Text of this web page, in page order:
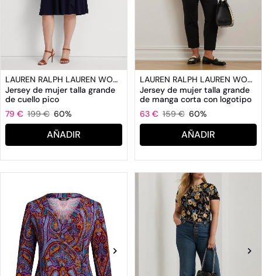
LAUREN RALPH LAUREN WOMAN
Jersey de mujer talla grande
de cuello pico
79 € 199 € 60%
AÑADIR
LAUREN RALPH LAUREN WOMAN
Jersey de mujer talla grande
de manga corta con logotipo
63 € 159 € 60%
AÑADIR